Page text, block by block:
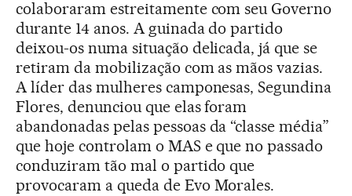
colaboraram estreitamente com seu Governo
durante 14 anos. A guinada do partido
deixou-os numa situação delicada, já que se
retiram da mobilização com as mãos vazias.
A líder das mulheres camponesas, Segundina
Flores, denunciou que elas foram
abandonadas pelas pessoas da “classe média”
que hoje controlam o MAS e que no passado
conduziram tão mal o partido que
provocaram a queda de Evo Morales.